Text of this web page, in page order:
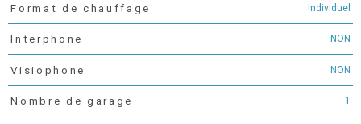
Format de chauffage Individuel
Interphone NON
Visiophone NON
Nombre de garage 1